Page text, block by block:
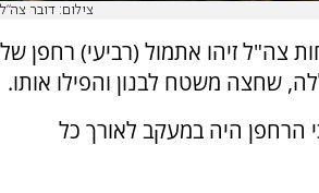
צילום: דובר צה"ל
צה"ל זיהו אתמול (רביעי) רחפן של
שחצה משטח לבנון והפילו אותו.
הרחפן היה במעקב לאורך כל